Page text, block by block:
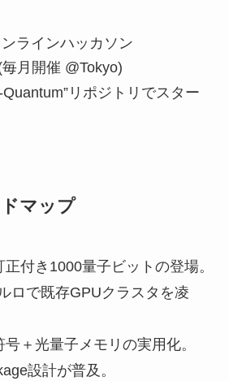
ラインハッカソン
月開催 @Tokyo)
リポジトリでスター
マップ
付き1000量子ビットの登場。
ロで既存GPUクラスタを凌
＋光量子メモリの実用化。
設計が普及。